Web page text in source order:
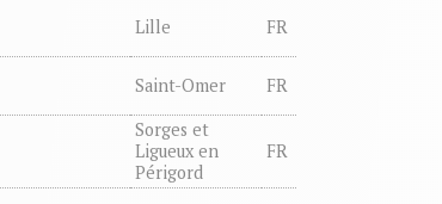
Lille FR
Saint-Omer FR
Sorges et
Ligueux en
Périgord
FR